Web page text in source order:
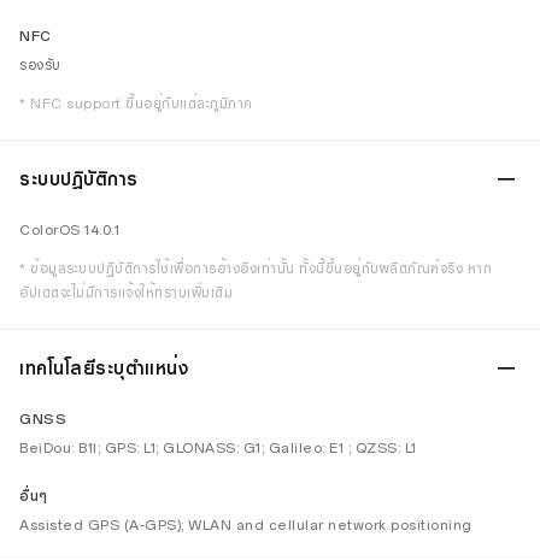
NFC
รองรับ
* NFC support ขึ้นอยู่กับแต่ละภูมิภาค
ระบบปฎิบัติการ
ColorOS 14.0.1
* ข้อมูลระบบปฏิบัติการใช้เพื่อการอ้างอิงเท่านั้น ทั้งนี้ขึ้นอยู่กับผลิตภัณฑ์จริง หาก
อัปเดตจะไม่มีการแจ้งให้ทราบเพิ่มเติม
เทคโนโลยีระบุตำแหน่ง
GNSS
BeiDou: B1I; GPS: L1; GLONASS: G1; Galileo: E1 ; QZSS: L1
อื่นๆ
Assisted GPS (A-GPS); WLAN and cellular network positioning